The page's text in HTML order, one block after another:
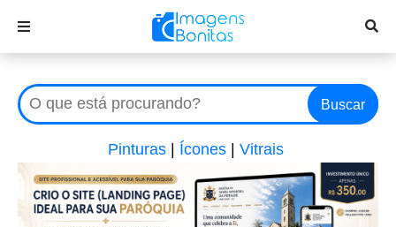
Buscar
Pinturas Ícones Vitrais